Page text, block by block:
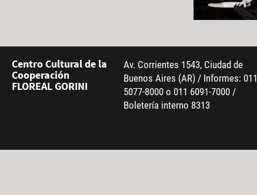
Centro Cultural de la
Cooperación
FLOREAL GORINI
Av. Corrientes 1543, Ciudad de
Buenos Aires (AR) / Informes: 011
5077-8000 o 011 6091-7000 /
Boletería interno 8313